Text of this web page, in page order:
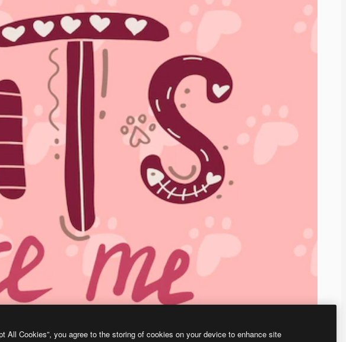
All Cookies”, you agree to the storing of cookies on your device to enhance site